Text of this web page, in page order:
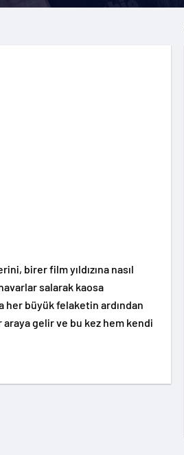
birer film yıldızına nasıl
salarak kaosa
büyük felaketin ardından
gelir ve bu kez hem kendi